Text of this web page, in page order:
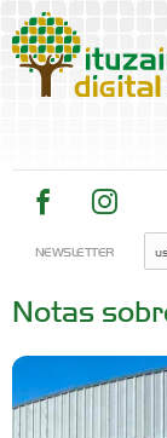
NEWSLETTER
Notas